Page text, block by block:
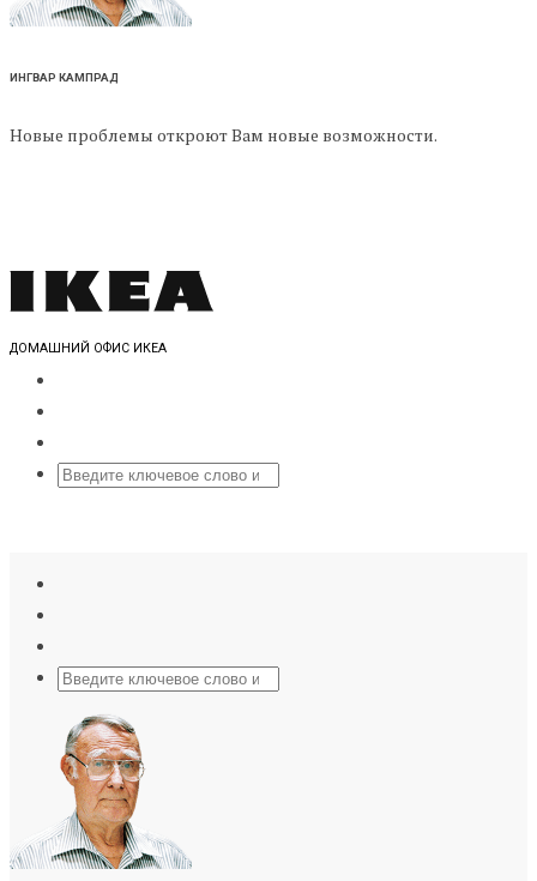
ИНГВАР КАМПРАД
Новые проблемы откроют Вам новые возможности.
ДОМАШНИЙ ОФИС ИКЕА